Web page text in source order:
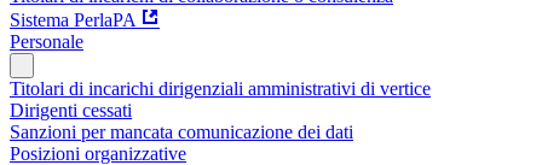
Sistema PerlaPA
Personale
Titolari di incarichi dirigenziali amministrativi di vertice
Dirigenti cessati
Sanzioni per mancata comunicazione dei dati
Posizioni organizzative